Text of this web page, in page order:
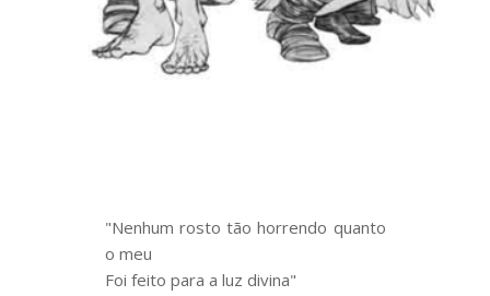
"Nenhum rosto tão horrendo quanto
o meu
Foi feito para a luz divina"